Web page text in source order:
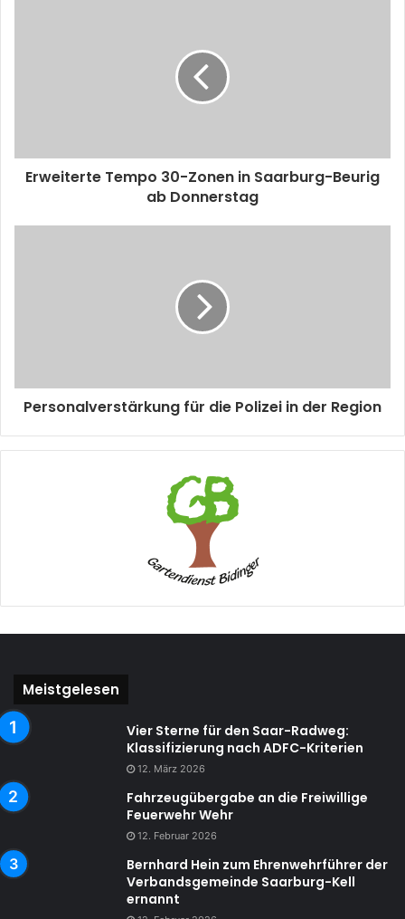
Erweiterte Tempo 30-Zonen in Saarburg-Beurig
ab Donnerstag
Personalverstärkung für die Polizei in der Region
Meistgelesen
Vier Sterne für den Saar-Radweg:
Klassifizierung nach ADFC-Kriterien
12. März 2026
Fahrzeugübergabe an die Freiwillige
Feuerwehr Wehr
12. Februar 2026
Bernhard Hein zum Ehrenwehrführer der
Verbandsgemeinde Saarburg-Kell
ernannt